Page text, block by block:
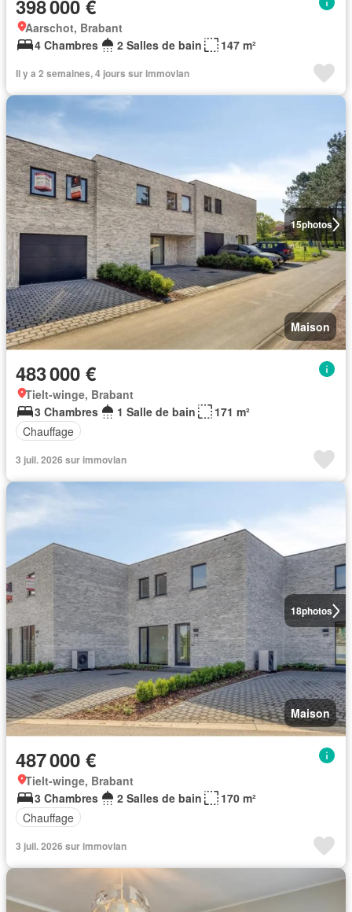
398 000 €
Aarschot, Brabant
4 Chambres
2 Salles de bain 147 m²
Il y a 2 semaines, 4 jours sur immovlan
15photos
Maison
483 000 €
Tielt-winge, Brabant
3 Chambres
1 Salle de bain
171 m²
Chauffage
3 juil. 2026 sur immovlan
18photos
Maison
487 000 €
Tielt-winge, Brabant
3 Chambres
2 Salles de bain
170 m²
Chauffage
3 juil. 2026 sur immovlan